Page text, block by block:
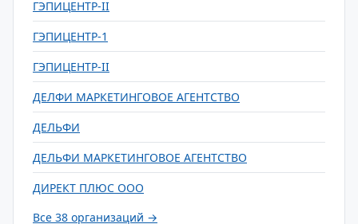
ГЭПИЦЕНТР-II
ГЭПИЦЕНТР-1
ГЭПИЦЕНТР-II
ДЕЛФИ МАРКЕТИНГОВОЕ АГЕНТСТВО
ДЕЛЬФИ
ДЕЛЬФИ МАРКЕТИНГОВОЕ АГЕНТСТВО
ДИРЕКТ ПЛЮС ООО
Все 38 организаций →